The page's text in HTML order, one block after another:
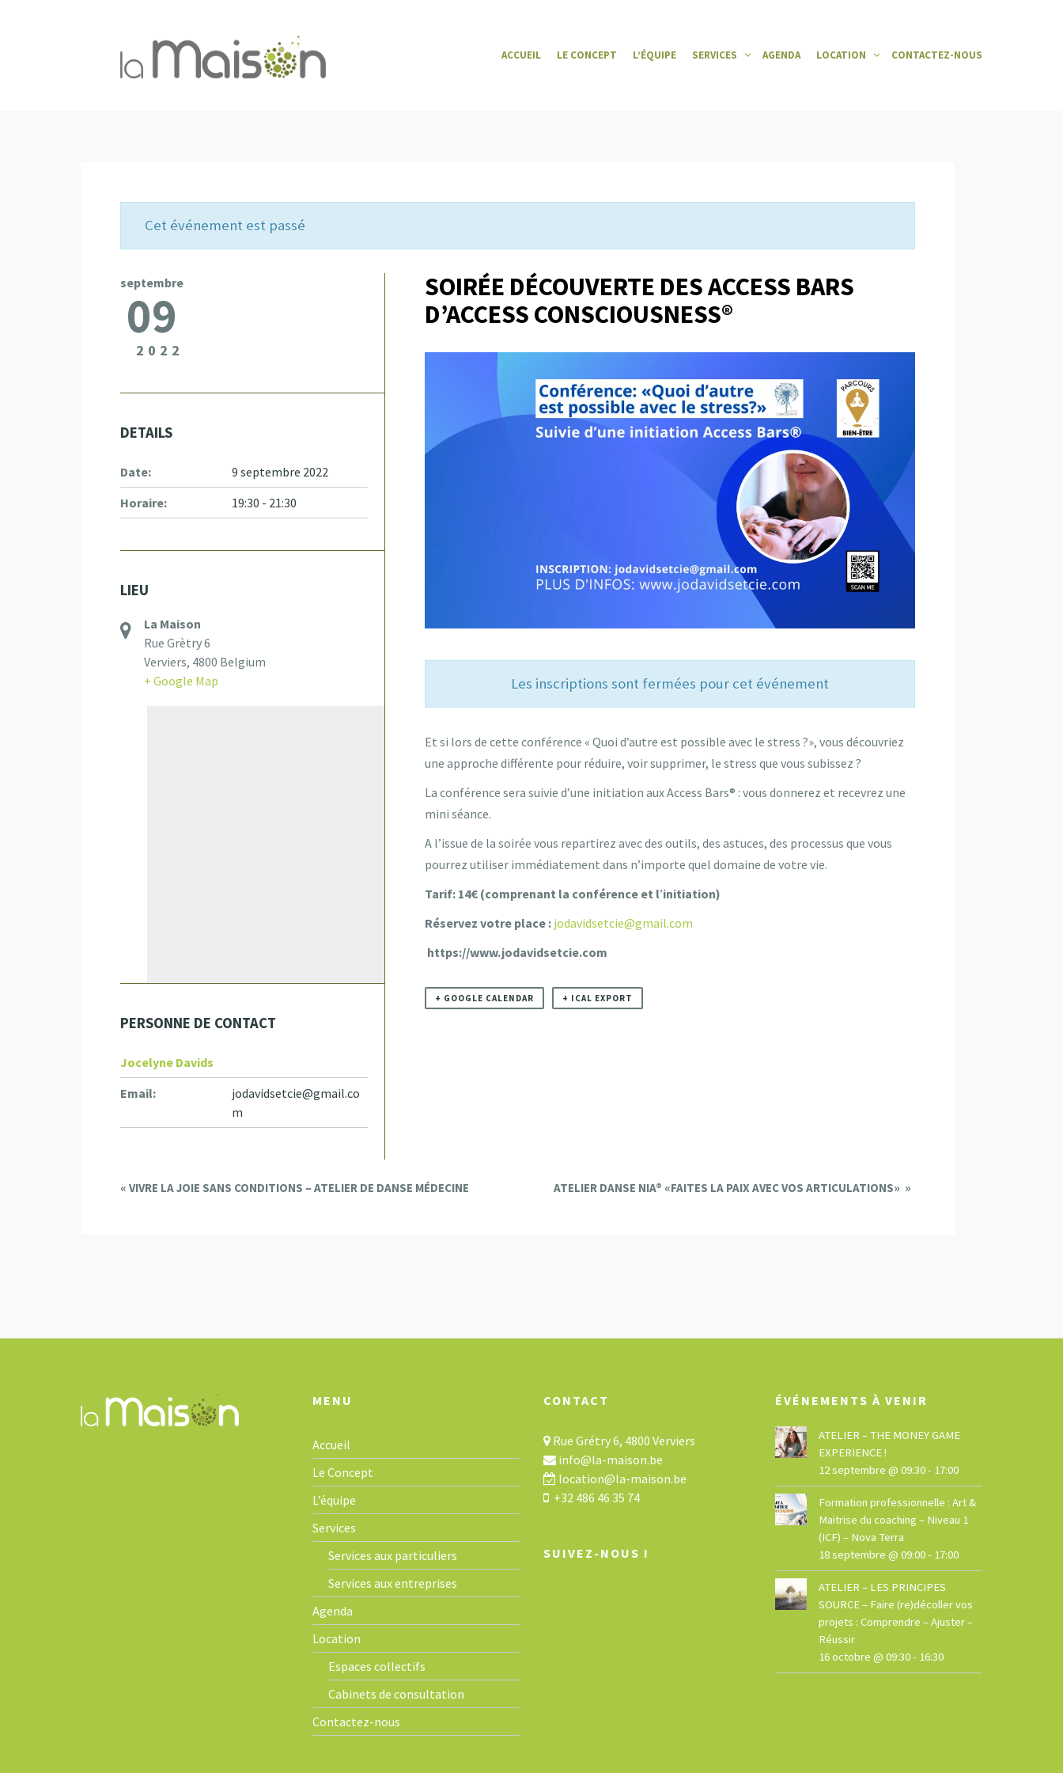
ACCUEIL LE CONCEPT L’ÉQUIPE SERVICES AGENDA LOCATION CONTACTEZ-NOUS
Cet événement est passé
SOIRÉE DÉCOUVERTE DES ACCESS BARS
D’ACCESS CONSCIOUSNESS®
Les inscriptions sont fermées pour cet événement
Et si lors de cette conférence « Quoi d’autre est possible avec le stress ?», vous découvriez
une approche différente pour réduire, voir supprimer, le stress que vous subissez ?
La conférence sera suivie d’une initiation aux Access Bars® : vous donnerez et recevrez une
mini séance.
A l’issue de la soirée vous repartirez avec des outils, des astuces, des processus que vous
pourrez utiliser immédiatement dans n’importe quel domaine de votre vie.
Tarif: 14€ (comprenant la conférence et l’initiation)
Réservez votre place :jodavidsetcie@gmail.com
https://www.jodavidsetcie.com
+ GOOGLE CALENDAR + ICAL EXPORT
septembre
09
2022
DETAILS
Date:
9 septembre 2022
Horaire:
19:30 - 21:30
LIEU
La Maison
Rue Grètry 6
Verviers, 4800 Belgium
+ Google Map
PERSONNE DE CONTACT
Jocelyne Davids
Email:
jodavidsetcie@gmail.co
m
E
v
a
t
« VIVRE LA JOIE SANS CONDITIONS – ATELIER DE DANSE MÉDECINE ATELIER DANSE NIA® «FAITES LA PAIX AVEC VOS ARTICULATIONS» »
MENU
Accueil
Le Concept
L’équipe
Services
Services aux particuliers
Services aux entreprises
Agenda
Location
Espaces collectifs
Cabinets de consultation
Contactez-nous
CONTACT
Rue Grétry 6, 4800 Verviers
info@la-maison.be
location@la-maison.be
+32 486 46 35 74
SUIVEZ-NOUS !
ÉVÉNEMENTS À VENIR
ATELIER – THE MONEY GAME
EXPERIENCE !
12 septembre @ 09:30- 17:00
Formation professionnelle : Art &
Maitrise du coaching – Niveau 1
(ICF) – Nova Terra
18 septembre @ 09:00- 17:00
ATELIER – LES PRINCIPES
SOURCE – Faire (re)décoller vos
projets : Comprendre – Ajuster –
Réussir
16 octobre @ 09:30- 16:30